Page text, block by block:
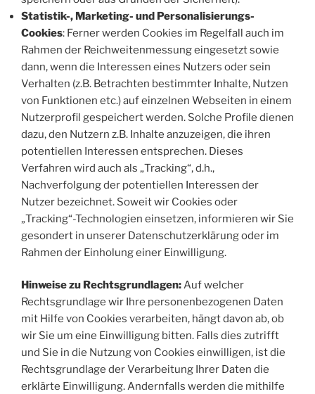
Statistik-, Marketing- und Personalisierungs-
Cookies: Ferner werden Cookies im Regelfall auch im
Rahmen der Reichweitenmessung eingesetzt sowie
dann, wenn die Interessen eines Nutzers oder sein
Verhalten (z.B. Betrachten bestimmter Inhalte, Nutzen
von Funktionen etc.) auf einzelnen Webseiten in einem
Nutzerprofil gespeichert werden. Solche Profile dienen
dazu, den Nutzern z.B. Inhalte anzuzeigen, die ihren
potentiellen Interessen entsprechen. Dieses
Verfahren wird auch als „Tracking“, d.h.,
Nachverfolgung der potentiellen Interessen der
Nutzer bezeichnet. Soweit wir Cookies oder
„Tracking“-Technologien einsetzen, informieren wir Sie
gesondert in unserer Datenschutzerklärung oder im
Rahmen der Einholung einer Einwilligung.
Hinweise zu Rechtsgrundlagen:Auf welcher
Rechtsgrundlage wir Ihre personenbezogenen Daten
mit Hilfe von Cookies verarbeiten, hängt davon ab, ob
wir Sie um eine Einwilligung bitten. Falls dies zutrifft
und Sie in die Nutzung von Cookies einwilligen, ist die
Rechtsgrundlage der Verarbeitung Ihrer Daten die
erklärte Einwilligung. Andernfalls werden die mithilfe